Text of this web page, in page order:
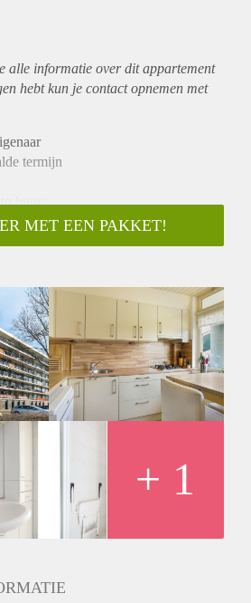
alle informatie over ditappartement
hebt kun je contact opnemen met
termijn
huur
Ja
Afhankelijk van de Eigenaar
Afhankelijk van de Eigenaar
MET EEN PAKKET!
+ 1